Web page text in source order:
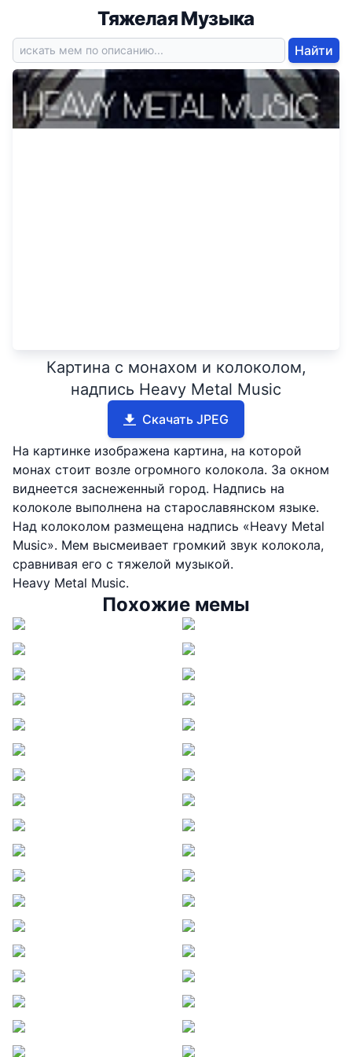
Тяжелая Музыка
Найти
Картина с монахом и колоколом,
надпись Heavy Metal Music
Скачать JPEG
На картинке изображена картина, на которой
монах стоит возле огромного колокола. За окном
виднеется заснеженный город. Надпись на
колоколе выполнена на старославянском языке.
Над колоколом размещена надпись «Heavy Metal
Music». Мем высмеивает громкий звук колокола,
сравнивая его с тяжелой музыкой.
Heavy Metal Music.
Похожие мемы